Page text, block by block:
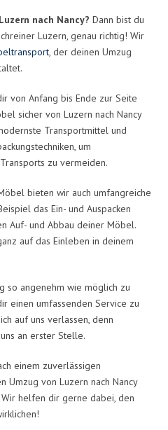
nach Nancy? Dann bist du
Luzern, genau richtig! Wir
, der deinen Umzug
von Anfang bis Ende zur Seite
sicher von Luzern nach Nancy
Transportmittel und
um
zu vermeiden.
bieten wir auch umfangreiche
das Ein- und Auspacken
Auf- und Abbau deiner Möbel.
auf das Einleben in deinem
so angenehm wie möglich zu
einen umfassenden Service zu
auf uns verlassen, denn
an erster Stelle.
einem zuverlässigen
Umzug von Luzern nach Nancy
helfen dir gerne dabei, den